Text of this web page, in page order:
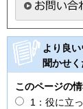
より良
聞かせ
このページの
1：役に立